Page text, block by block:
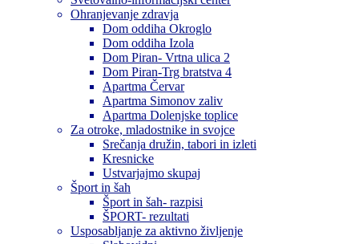
Ohranjevanje zdravja
Dom oddiha Okroglo
Dom oddiha Izola
Dom Piran- Vrtna ulica 2
Dom Piran-Trg bratstva 4
Apartma Červar
Apartma Simonov zaliv
Apartma Dolenjske toplice
Za otroke, mladostnike in svojce
Srečanja družin, tabori in izleti
Kresnicke
Ustvarjajmo skupaj
Šport in šah
Šport in šah- razpisi
ŠPORT- rezultati
Usposabljanje za aktivno življenje